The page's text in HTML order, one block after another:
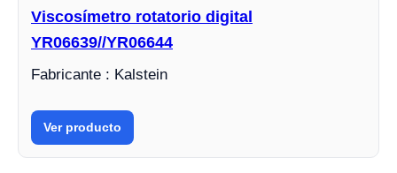
Viscosímetro rotatorio digital
YR06639//YR06644
Fabricante : Kalstein
Ver producto